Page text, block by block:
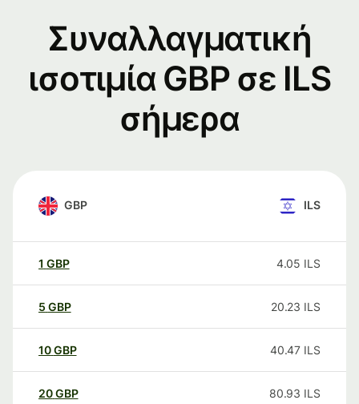
Συναλλαγματική
ισοτιμία GBP σε ILS
σήμερα
GBP ILS
1 GBP 4.05 ILS
5 GBP 20.23 ILS
10GBP 40.47 ILS
20GBP 80.93 ILS